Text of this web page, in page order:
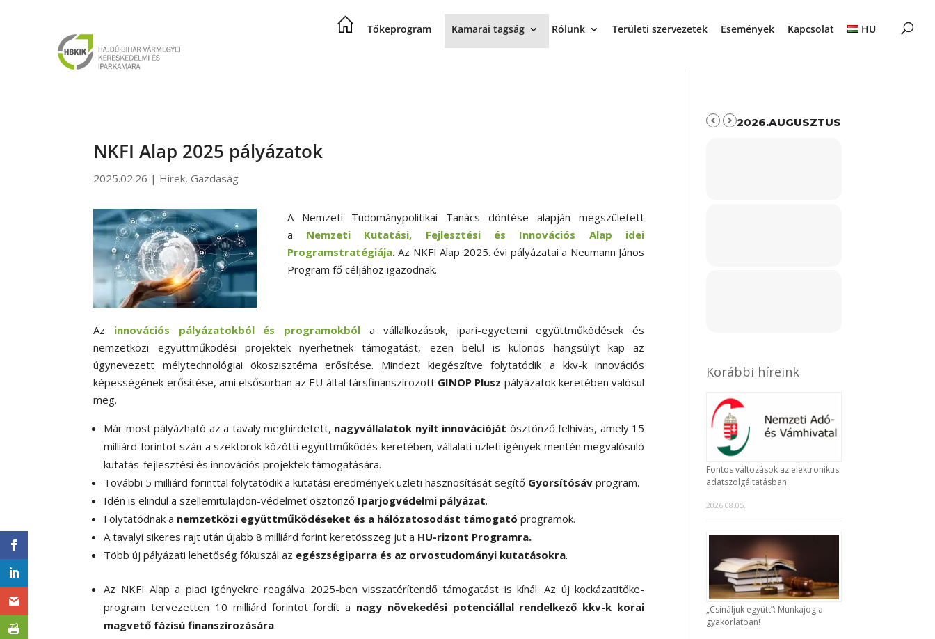
Tőkeprogram Kamarai tagság Rólunk Területi szervezetek Események Kapcsolat HU
NKFI Alap 2025 pályázatok
2025.02.26 | Hírek,Gazdaság
A Nemzeti Tudománypolitikai Tanács döntése alapján megszületett
a
Nemzeti Kutatási, Fejlesztési és Innovációs Alap idei
Programstratégiája.Az NKFI Alap 2025. évi pályázatai a Neumann János
Program fő céljához igazodnak.
Az innovációs pályázatokból és programokbóla vállalkozások, ipari-egyetemi együttműködések és
nemzetközi együttműködési projektek nyerhetnek támogatást, ezen belül is különös hangsúlyt kap az
úgynevezett mélytechnológiai ökoszisztéma erősítése. Mindezt kiegészítve folytatódik a kkv-k innovációs
képességének erősítése, ami elsősorban az EU által társfinanszírozott GINOP Plusz pályázatok keretében valósul
meg.
Már most pályázható az a tavaly meghirdetett, nagyvállalatok nyílt innovációját ösztönző felhívás, amely 15
milliárd forintot szán a szektorok közötti együttműködés keretében, vállalati üzleti igények mentén megvalósuló
kutatás-fejlesztési és innovációs projektek támogatására.
További 5 milliárd forinttal folytatódik a kutatási eredmények üzleti hasznosítását segítő Gyorsítósáv program.
Idén is elindul a szellemitulajdon-védelmet ösztönző Iparjogvédelmi pályázat.
Folytatódnak a nemzetközi együttműködéseket és a hálózatosodást támogató programok.
A tavalyi sikeres rajt után újabb 8 milliárd forint keretösszeg jut a HU-rizont Programra.
Több új pályázati lehetőség fókuszál az egészségiparra és az orvostudományi kutatásokra.
Az NKFI Alap a piaci igényekre reagálva 2025-ben visszatérítendő támogatást is kínál. Az új kockázatitőke-
program tervezetten 10 milliárd forintot fordít a nagy növekedési potenciállal rendelkező kkv-k korai
magvető fázisú finanszírozására.
2026.AUGUSZTUS
Korábbi híreink
Fontos változások az elektronikus
adatszolgáltatásban
2026.08.05.
„Csináljuk együtt”: Munkajog a
gyakorlatban!